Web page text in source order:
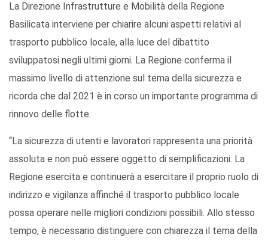
La Direzione Infrastrutture e Mobilità della Regione
Basilicata interviene per chiarire alcuni aspetti relativi al
trasporto pubblico locale, alla luce del dibattito
sviluppatosi negli ultimi giorni. La Regione conferma il
massimo livello di attenzione sul tema della sicurezza e
ricorda che dal 2021 è in corso un importante programma di
rinnovo delle flotte.
“La sicurezza di utenti e lavoratori rappresenta una priorità
assoluta e non può essere oggetto di semplificazioni. La
Regione esercita e continuerà a esercitare il proprio ruolo di
indirizzo e vigilanza affinché il trasporto pubblico locale
possa operare nelle migliori condizioni possibili. Allo stesso
tempo, è necessario distinguere con chiarezza il tema della